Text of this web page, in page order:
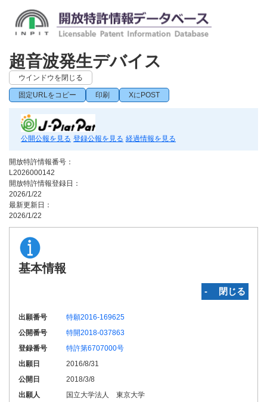
超音波発生デバイス
ウインドウを閉じる
固定URLをコピー 印刷 XにPOST
公開公報を見る 登録公報を見る 経過情報を見る
開放特許情報番号：
L2026000142
開放特許情報登録日：
2026/1/22
最新更新日：
2026/1/22
基本情報
‐ 閉じる
出願番号
特願2016-169625
公開番号
特開2018-037863
登録番号
特許第6707000号
出願日
2016/8/31
公開日
2018/3/8
出願人
国立大学法人 東京大学